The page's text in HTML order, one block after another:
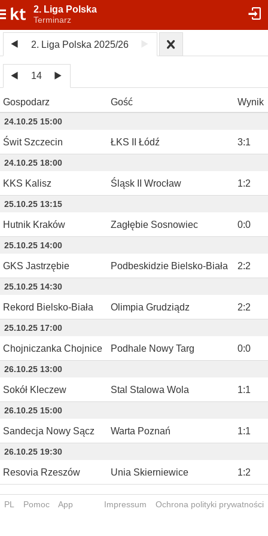
2. Liga Polska
Terminarz
2. Liga Polska 2025/26
14
Gospodarz Gość Wynik
24.10.25 15:00
Świt Szczecin ŁKS II Łódź 3:1
24.10.25 18:00
KKS Kalisz Śląsk II Wrocław 1:2
25.10.25 13:15
Hutnik Kraków Zagłębie Sosnowiec 0:0
25.10.25 14:00
GKS Jastrzębie Podbeskidzie Bielsko-Biała 2:2
25.10.25 14:30
Rekord Bielsko-Biała Olimpia Grudziądz 2:2
25.10.25 17:00
Chojniczanka Chojnice Podhale Nowy Targ 0:0
26.10.25 13:00
Sokół Kleczew Stal Stalowa Wola 1:1
26.10.25 15:00
Sandecja Nowy Sącz Warta Poznań 1:1
26.10.25 19:30
Resovia Rzeszów Unia Skierniewice 1:2
PL Pomoc App Impressum Ochrona polityki prywatności